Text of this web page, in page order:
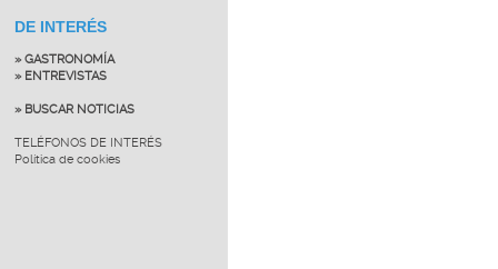
DE INTERÉS
» GASTRONOMÍA
» ENTREVISTAS
» BUSCAR NOTICIAS
TELÉFONOS DE INTERÉS
Política de cookies